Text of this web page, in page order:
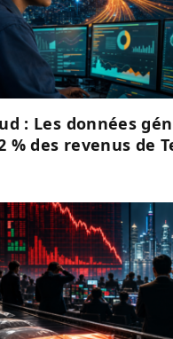
: Les données
% des revenus de